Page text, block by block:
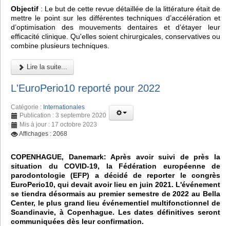
Objectif : Le but de cette revue détaillée de la littérature était de
mettre le point sur les différentes techniques d’accélération et
d’optimisation des mouvements dentaires et d’étayer leur
efficacité clinique. Qu'elles soient chirurgicales, conservatives ou
combine plusieurs techniques.
Lire la suite...
L'EuroPerio10 reporté pour 2022
Catégorie : Internationales
Publication : 3 septembre 2020
Mis à jour : 17 octobre 2023
Affichages : 2068
COPENHAGUE, Danemark: Après avoir suivi de près la
situation du COVID-19, la Fédération européenne de
parodontologie (EFP) a décidé de reporter le congrès
EuroPerio10, qui devait avoir lieu en juin 2021. L'événement
se tiendra désormais au premier semestre de 2022 au Bella
Center, le plus grand lieu événementiel multifonctionnel de
Scandinavie, à Copenhague. Les dates définitives seront
communiquées dès leur confirmation.